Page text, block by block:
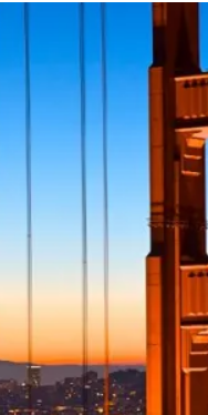
View 2 Wochen &&